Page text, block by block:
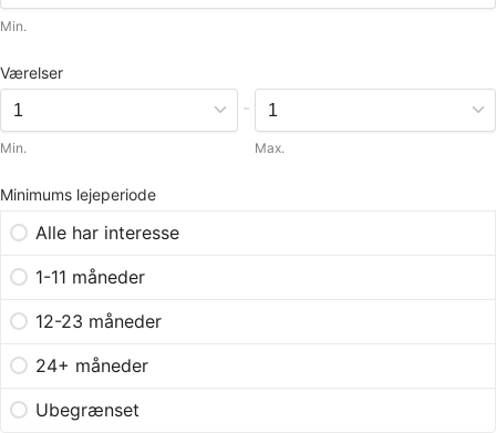
Min.
Værelser
Min.
-
Max.
Minimums lejeperiode
Alle har interesse
1-11 måneder
12-23 måneder
24+ måneder
Ubegrænset